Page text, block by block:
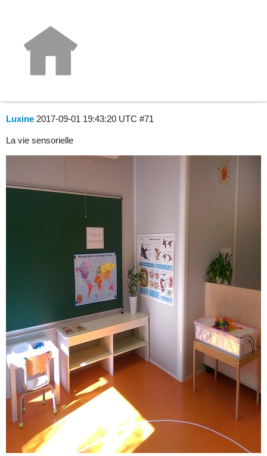
Photos de l'aménagement de vos
Luxine 2017-09-01 19:43:20 UTC #71
La vie sensorielle